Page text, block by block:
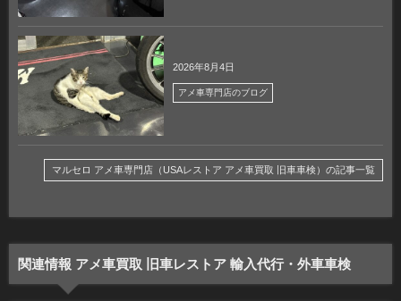
2026年8月4日
アメ車専門店のブログ
マルセロ アメ車専門店（USAレストア アメ車買取 旧車車検）の記事一覧
関連情報 アメ車買取 旧車レストア 輸入代行・外車車検